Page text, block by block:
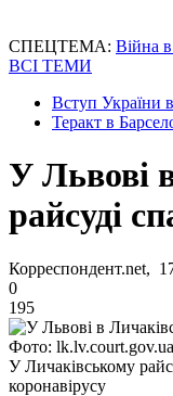
СПЕЦТЕМА: Війна в
ВСІ ТЕМИ
Вступ України
Теракт в
У Львові
райсуді
Корреспондент.net,
0
195
Фото: lk.lv.court.gov.ua
У Личаківському
коронавірусу